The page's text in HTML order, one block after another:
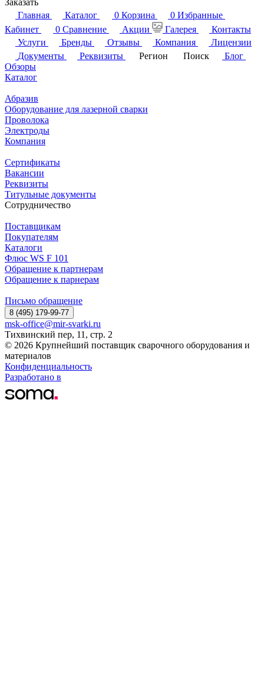
Главная
Каталог 0 Корзина 0 Избранные
Кабинет
0 Сравнение Акции Галерея
Контакты
Услуги
Бренды Отзывы Компания
Лицензии
Документы
Реквизиты Регион Поиск
Блог
Обзоры
Каталог
Абразив
Оборудование для лазерной сварки
Проволока
Электроды
Компания
Сертификаты
Вакансии
Реквизиты
Титульные документы
Сотрудничество
Поставщикам
Покупателям
Каталоги
Флюс WS F 101
Обращение к партнерам
Обращение к парнерам
Письмо обращение
8 (495) 179-99-77
msk-office@mir-svarki.ru
Тихвинский пер, 11, стр. 2
© 2026 Крупнейший поставщик сварочного оборудования и
материалов
Конфиденциальность
Разработано в